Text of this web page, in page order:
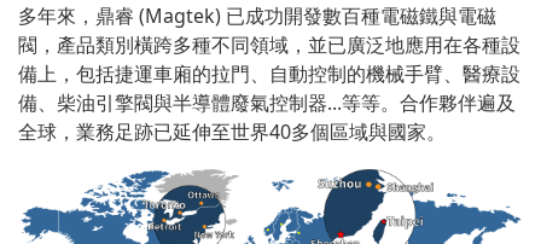
多年來，鼎睿 (Magtek) 已成功開發數百種電磁鐵與電磁
閥，產品類別橫跨多種不同領域，並已廣泛地應用在各種設
備上，包括捷運車廂的拉門、自動控制的機械手臂、醫療設
備、柴油引擎閥與半導體廢氣控制器...等等。合作夥伴遍及
全球，業務足跡已延伸至世界40多個區域與國家。